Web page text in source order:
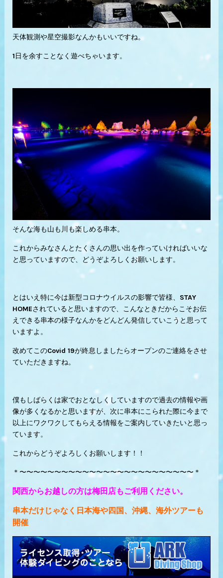
天体観測や星空撮影なんかもいいですね。
1日を余すことなく遊べちゃいます。
そんな海も山も川も楽しめる串本。
これからみなさんとたくさんの思い出を作っていければいいな
と思っていますので、どうぞよろしくお願いします。
とはいえ特に今は新型コロナウイルスの影響で皆様、STAY
HOMEされていると思いますので、こんなときだからこそお伝
えできる串本の様子なんかをどんどん発信していこうと思って
いますよ。
改めてこのCovid 19が終息しましたらオープンのご連絡をさせ
ていただきますね。
僕もしばらくは家でおとなしくしていますので過去の情報や画
像が多くなるかと思いますが、次に串本にこられた際に今まで
以上にワクワクしてもらえる情報をご案内していきたいと思っ
ています。
これからどうぞよろしくお願いします！！
＊〜〜〜〜〜〜〜〜〜〜〜〜〜〜〜〜〜〜〜〜〜〜〜〜〜＊
関西からお越しの方は梅田店もご利用ください。
串本だけじゃなく日本海や四国、沖縄、海外ツアーも
開催